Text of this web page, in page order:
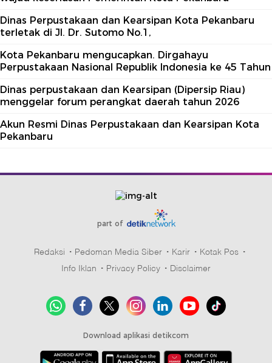
Dinas Perpustakaan dan Kearsipan Kota Pekanbaru
terletak di Jl. Dr. Sutomo No.1,
Kota Pekanbaru mengucapkan. Dirgahayu
Perpustakaan Nasional Republik Indonesia ke 45 Tahun
Dinas perpustakaan dan Kearsipan (Dipersip Riau)
menggelar forum perangkat daerah tahun 2026
Akun Resmi Dinas Perpustakaan dan Kearsipan Kota
Pekanbaru
part of
Redaksi Pedoman Media Siber Karir
Kotak Pos
Info Iklan
Privacy Policy Disclaimer
Download aplikasi detikcom